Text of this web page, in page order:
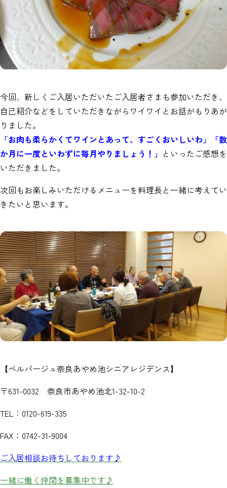
今回、新しくご入居いただいたご入居者さまも参加いただき、
自己紹介などをしていただきながらワイワイとお話がもりあが
りました。
「お肉も柔らかくてワインとあって、すごくおいしいわ」「数
か月に一度といわずに毎月やりましょう！」 といったご感想を
いただきました。
次回もお楽しみいただけるメニューを料理長と一緒に考えてい
きたいと思います。
【ベルパージュ奈良あやめ池シニアレジデンス】
〒631-0032 奈良市あやめ池北1-32-10-2
TEL：0120-619-335
FAX：0742-31-9004
ご入居相談お待ちしております♪
一緒に働く仲間を募集中です♪